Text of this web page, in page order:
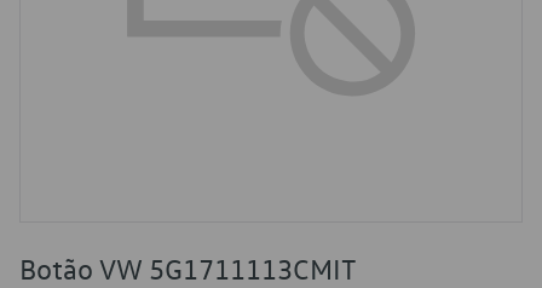
Botão VW 5G1711113CMIT